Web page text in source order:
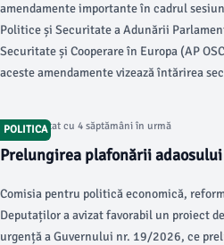
amendamente importante în cadrul
Politice și Securitate a Adunării
Securitate și Cooperare în Europa (AP
aceste amendamente vizează întărirea
POLITICA
Articol postat cu 4 săptămâni în urmă
Prelungirea plafonării
Comisia pentru politică economică,
Deputaților a avizat favorabil un proiect
urgență a Guvernului nr. 19/2026, ce